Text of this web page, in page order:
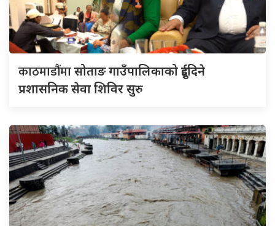
काठमाडौंमासोताङ गाउँपालिकाको दुईदिने
प्रशासनिक सेवा शिविर सुरु